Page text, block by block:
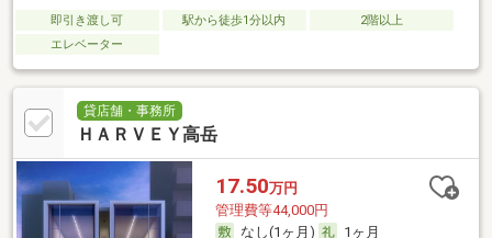
即引き渡し可 駅から徒歩1分以内
2階以上
エレベーター
貸店舗・事務所
ＨＡＲＶＥＹ高岳
17.50万円
管理費等44,000円
なし(1ヶ月)
1ヶ月